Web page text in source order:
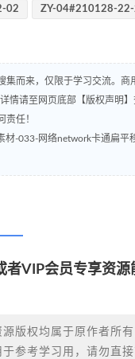
02 ZY-04#210128-
集而来，仅限于学习交流。商
情请至网页底部【版权声明
责任！
材-033-网络network卡通扁平
者VIP会员专享资源
版权均属于原作者所
于参考学习用，请勿直